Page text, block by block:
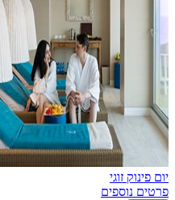
יום פינוק זוגי
פרטים נוספים